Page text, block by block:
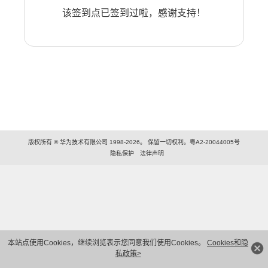
本站点使用Cookies，继续浏览表示您同意我们使用Cookies。 Cookies和隐
私政策>
该签到点已签到过啦，感谢支持！
版权所有 © 华为技术有限公司 1998-2026。 保留一切权利。粤A2-20044005号
隐私保护
法律声明